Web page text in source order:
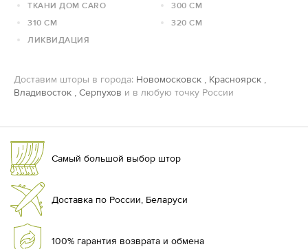
ТКАНИ ДОМ CARO
300 СМ
310 СМ
320 СМ
ЛИКВИДАЦИЯ
Доставим шторы в города: Новомосковск , Красноярск ,
Владивосток , Серпухов и в любую точку России
Самый большой выбор штор
Доставка по России, Беларуси
100% гарантия возврата и обмена